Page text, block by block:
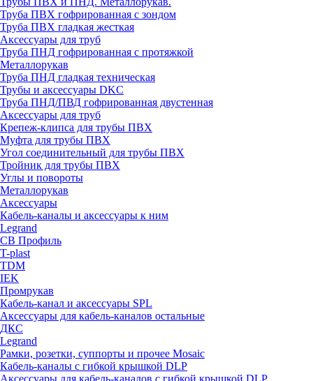
Труба ПВХ гофрированная с зондом
Труба ПВХ гладкая жесткая
Аксессуары для труб
Труба ПНД гофрированная с протяжкой
Металлорукав
Труба ПНД гладкая техническая
Трубы и аксессуары DKC
Труба ПНД/ПВД гофрированная двустенная
Аксессуары для труб
Крепеж-клипса для трубы ПВХ
Муфта для трубы ПВХ
Угол соединительный для трубы ПВХ
Тройник для трубы ПВХ
Углы и повороты
Металлорукав
Аксессуары
Кабель-каналы и аксессуары к ним
Legrand
СВ Профиль
T-plast
TDM
IEK
Промрукав
Кабель-канал и аксессуары SPL
Аксессуары для кабель-каналов остальные
ДКС
Legrand
Рамки, розетки, суппорты и прочее Mosaic
Кабель-каналы с гибкой крышкой DLP
Аксессуары для кабель-каналов с гибкой крышкой DLP